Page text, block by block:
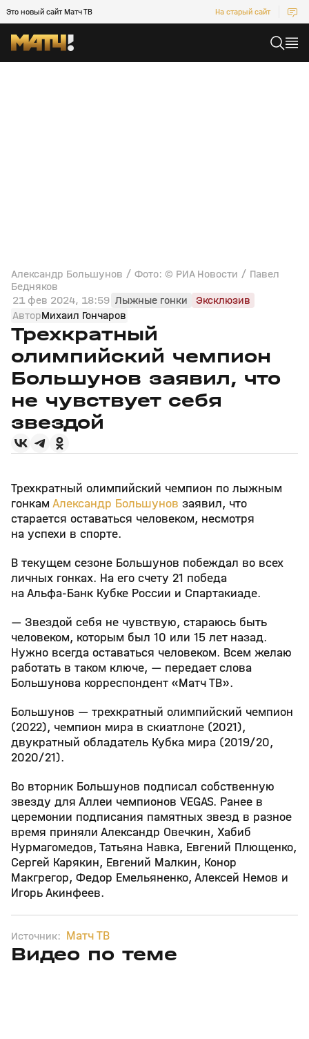
Это новый сайт Матч ТВ На старый сайт
Александр Большунов / Фото: © РИА Новости / Павел
Бедняков
21 фев 2024, 18:59 Лыжные гонки
Эксклюзив
АвторМихаил Гончаров
Трехкратный
олимпийский чемпион
Большунов заявил, что
не чувствует себя
звездой
Трехкратный олимпийский чемпион по лыжным
гонкам Александр Большунов заявил, что
старается оставаться человеком, несмотря
на успехи в спорте.
В текущем сезоне Большунов побеждал во всех
личных гонках. На его счету 21 победа
на Альфа‑Банк Кубке России и Спартакиаде.
— Звездой себя не чувствую, стараюсь быть
человеком, которым был 10 или 15 лет назад.
Нужно всегда оставаться человеком. Всем желаю
работать в таком ключе, — передает слова
Большунова корреспондент «Матч ТВ».
Большунов — трехкратный олимпийский чемпион
(2022), чемпион мира в скиатлоне (2021),
двукратный обладатель Кубка мира (2019/20,
2020/21).
Во вторник Большунов подписал собственную
звезду для Аллеи чемпионов VEGAS. Ранее в
церемонии подписания памятных звезд в разное
время приняли Александр Овечкин, Хабиб
Нурмагомедов, Татьяна Навка, Евгений Плющенко,
Сергей Карякин, Евгений Малкин, Конор
Макгрегор, Федор Емельяненко, Алексей Немов и
Игорь Акинфеев.
Источник: Матч ТВ
Видео по теме
03 мая, 16:30